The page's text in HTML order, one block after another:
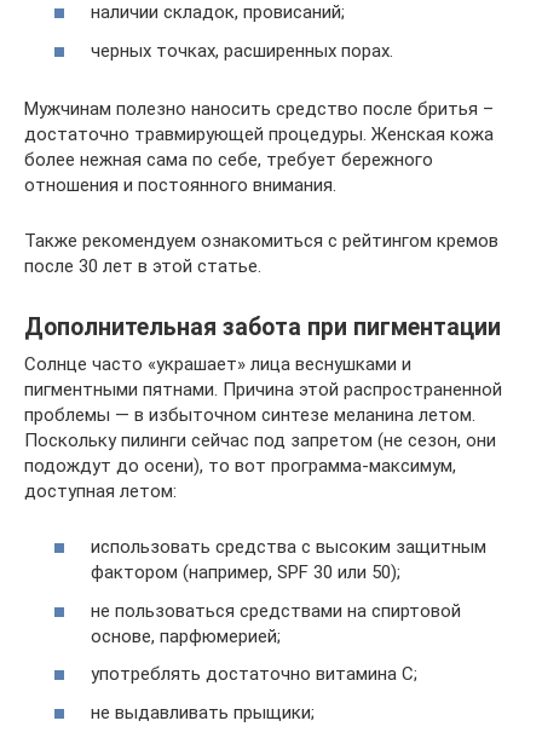
наличии складок, провисаний;
черных точках, расширенных порах.
Мужчинам полезно наносить средство после бритья –
достаточно травмирующей процедуры. Женская кожа
более нежная сама по себе, требует бережного
отношения и постоянного внимания.
Также рекомендуем ознакомиться с рейтингом кремов
после 30 лет в этой статье.
Дополнительная забота при пигментации
Солнце часто «украшает» лица веснушками и
пигментными пятнами. Причина этой распространенной
проблемы — в избыточном синтезе меланина летом.
Поскольку пилинги сейчас под запретом (не сезон, они
подождут до осени), то вот программа-максимум,
доступная летом:
использовать средства с высоким защитным
фактором (например, SPF 30 или 50);
не пользоваться средствами на спиртовой
основе, парфюмерией;
употреблять достаточно витамина С;
не выдавливать прыщики;